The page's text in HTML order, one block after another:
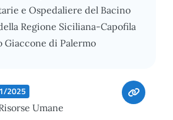
e Ospedaliere del Bacino
Regione Siciliana-Capofila
Giaccone di Palermo
2025
Umane